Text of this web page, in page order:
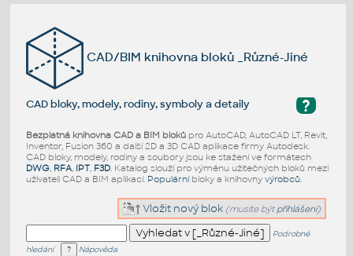
CAD/BIM knihovna bloků _Různé-Jiné
?
CAD bloky, modely, rodiny, symboly a detaily
Bezplatná knihovna CAD a BIM blokůpro AutoCAD, AutoCAD LT, Revit,
Inventor, Fusion 360 a další 2D a 3D CAD aplikace firmy Autodesk.
CAD bloky, modely, rodiny a soubory jsou ke stažení ve formátech
DWG, RFA, IPT, F3D. Katalog slouží pro výměnu užitečných bloků mezi
uživateli CAD a BIM aplikací. Populárníbloky a knihovny výrobců.
Vložit nový blok (musíte být přihlášeni)
Podrobné
hledání
Nápověda